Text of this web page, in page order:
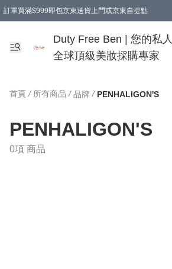
訂單買滿$999即包京東送貨上門或京東自提點
Duty Free Ben | 您的私人
全球頂級美妝採購專家
首頁 / 所有商品 / 品牌 / PENHALIGON'S
PENHALIGON'S
0項 商品